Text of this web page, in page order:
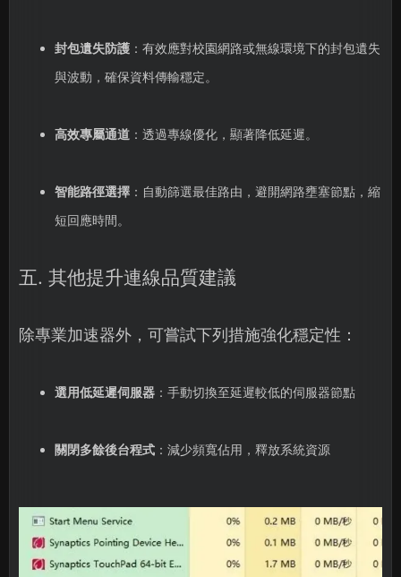
封包遺失防護：有效應對校園網路或無線環境下的封包遺失
與波動，確保資料傳輸穩定。
高效專屬通道：透過專線優化，顯著降低延遲。
智能路徑選擇：自動篩選最佳路由，避開網路壅塞節點，縮
短回應時間。
五. 其他提升連線品質建議
除專業加速器外，可嘗試下列措施強化穩定性：
選用低延遲伺服器：手動切換至延遲較低的伺服器節點
關閉多餘後台程式：減少頻寬佔用，釋放系統資源